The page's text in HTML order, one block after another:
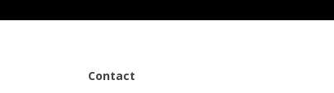
Contact